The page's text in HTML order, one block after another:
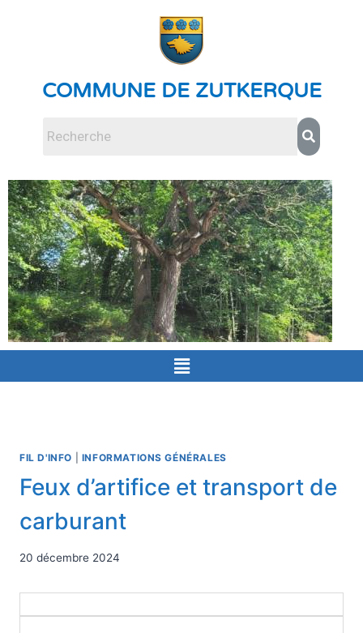
COMMUNE DE ZUTKERQUE
FIL D'INFO INFORMATIONS GÉNÉRALES
Feux d’artifice et transport de
carburant
20 décembre 2024